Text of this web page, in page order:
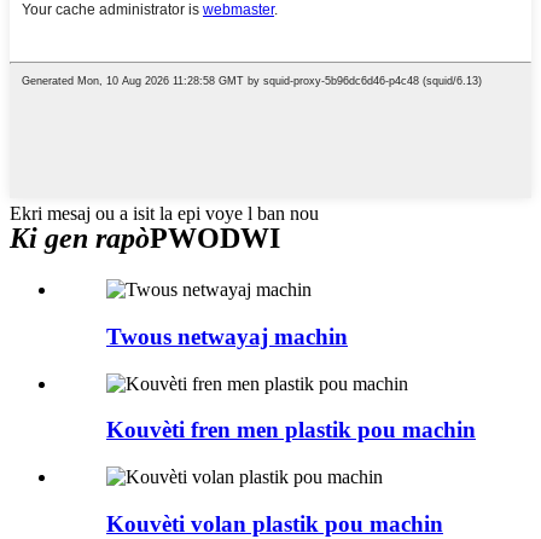
Ekri mesaj ou a isit la epi voye l ban nou
Ki gen rapòPWODWI
Twous netwayaj machin
Kouvèti fren men plastik pou machin
Kouvèti volan plastik pou machin